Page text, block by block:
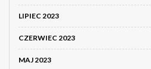
LIPIEC 2023
CZERWIEC 2023
MAJ 2023